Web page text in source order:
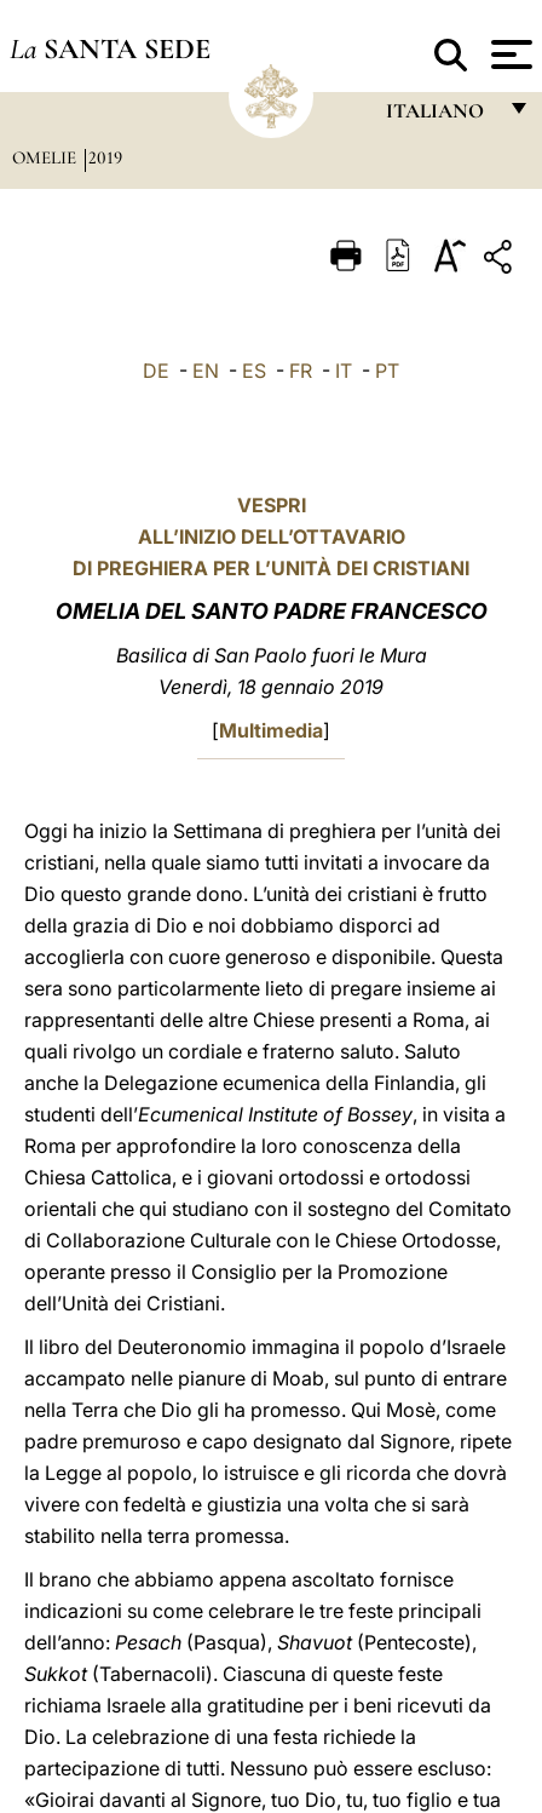
La SANTA SEDE
ITALIANO
ITALIANO
中文
LATINE
OMELIE 2019
DE - EN - ES - FR - IT - PT
VESPRI
ALL’INIZIO DELL’OTTAVARIO
DI PREGHIERA PER L’UNITÀ DEI CRISTIANI
OMELIA DEL SANTO PADRE FRANCESCO
Basilica di San Paolo fuori le Mura
Venerdì, 18 gennaio 2019
[Multimedia]
Oggi ha inizio la Settimana di preghiera per l’unità dei
cristiani, nella quale siamo tutti invitati a invocare da
Dio questo grande dono. L’unità dei cristiani è frutto
della grazia di Dio e noi dobbiamo disporci ad
accoglierla con cuore generoso e disponibile. Questa
sera sono particolarmente lieto di pregare insieme ai
rappresentanti delle altre Chiese presenti a Roma, ai
quali rivolgo un cordiale e fraterno saluto. Saluto
anche la Delegazione ecumenica della Finlandia, gli
studenti dell’Ecumenical Institute of Bossey, in visita a
Roma per approfondire la loro conoscenza della
Chiesa Cattolica, e i giovani ortodossi e ortodossi
orientali che qui studiano con il sostegno del Comitato
di Collaborazione Culturale con le Chiese Ortodosse,
operante presso il Consiglio per la Promozione
dell’Unità dei Cristiani.
Il libro del Deuteronomio immagina il popolo d’Israele
accampato nelle pianure di Moab, sul punto di entrare
nella Terra che Dio gli ha promesso. Qui Mosè, come
padre premuroso e capo designato dal Signore, ripete
la Legge al popolo, lo istruisce e gli ricorda che dovrà
vivere con fedeltà e giustizia una volta che si sarà
stabilito nella terra promessa.
Il brano che abbiamo appena ascoltato fornisce
indicazioni su come celebrare le tre feste principali
dell’anno: Pesach (Pasqua), Shavuot(Pentecoste),
Sukkot(Tabernacoli). Ciascuna di queste feste
richiama Israele alla gratitudine per i beni ricevuti da
Dio. La celebrazione di una festa richiede la
partecipazione di tutti. Nessuno può essere escluso:
«Gioirai davanti al Signore, tuo Dio, tu, tuo figlio e tua